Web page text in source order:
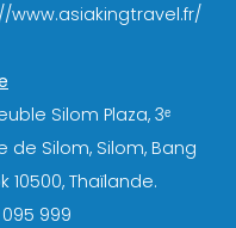
www.asiakingtravel.fr/
Silom Plaza, 3ᵉ
de Silom, Silom, Bang
10500, Thaïlande.
999